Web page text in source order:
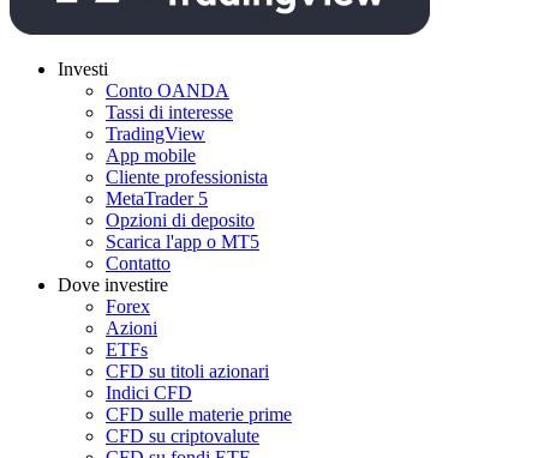
Investi
Conto OANDA
Tassi di interesse
TradingView
App mobile
Cliente professionista
MetaTrader 5
Opzioni di deposito
Scarica l'app o MT5
Contatto
Dove investire
Forex
Azioni
ETFs
CFD su titoli azionari
Indici CFD
CFD sulle materie prime
CFD su criptovalute